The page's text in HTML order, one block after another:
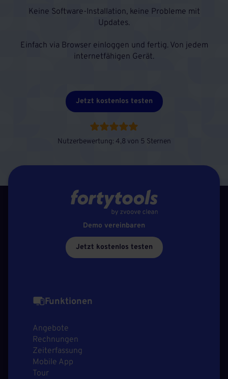
Keine Software-Installation, keine Probleme mit
Updates.
Einfach via Browser einloggen und fertig. Von jedem
internetfähigen Gerät.
Jetzt kostenlos testen
Nutzerbewertung: 4,8 von 5 Sternen
Demo vereinbaren
Jetzt kostenlos testen
Funktionen
Angebote
Rechnungen
Zeiterfassung
Mobile App
Tour